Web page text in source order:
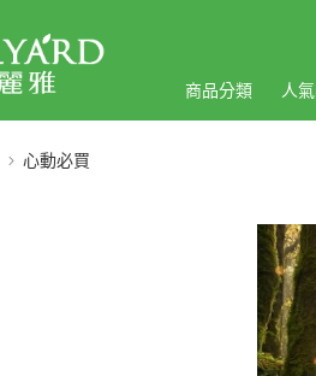
商品分類 人
心動必買